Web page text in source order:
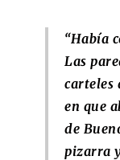
“Había
Las
carteles
en que
de
pizarra